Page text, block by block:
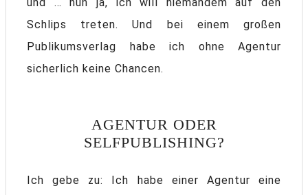
und … nun ja, ich will niemandem auf den
Schlips treten. Und bei einem großen
Publikumsverlag habe ich ohne Agentur
sicherlich keine Chancen.
AGENTUR ODER
SELFPUBLISHING?
Ich gebe zu: Ich habe einer Agentur eine